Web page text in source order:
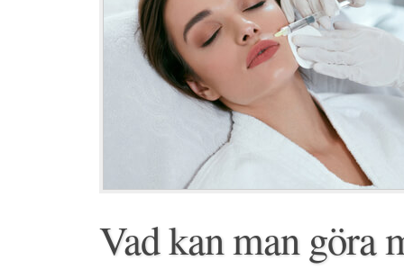
Vad kan man göra